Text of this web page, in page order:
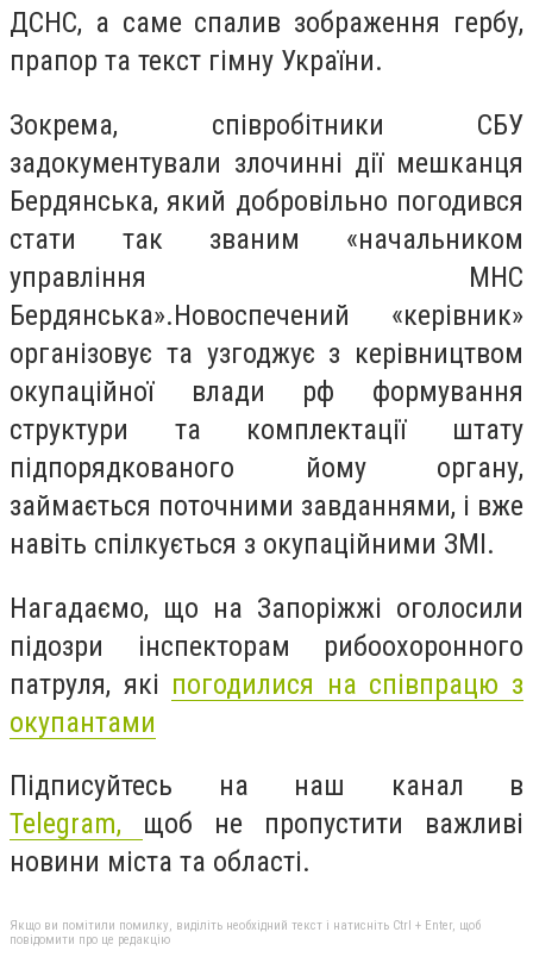
ДСНС, а саме спалив зображення гербу,
прапор та текст гімну України.
Зокрема, співробітники СБУ
задокументували злочинні дії мешканця
Бердянська, який добровільно погодився
стати так званим «начальником
управління МНС
Бердянська».Новоспечений «керівник»
організовує та узгоджує з керівництвом
окупаційної влади рф формування
структури та комплектації штату
підпорядкованого йому органу,
займається поточними завданнями, і вже
навіть спілкується з окупаційними ЗМІ.
Нагадаємо, що на Запоріжжі оголосили
підозри інспекторам рибоохоронного
патруля, які погодилися на співпрацю з
окупантами
Підписуйтесь на наш канал в
Telegram, щоб не пропустити важливі
новини міста та області.
Якщо ви помітили помилку, виділіть необхідний текст і натисніть Ctrl + Enter, щоб
повідомити про це редакцію